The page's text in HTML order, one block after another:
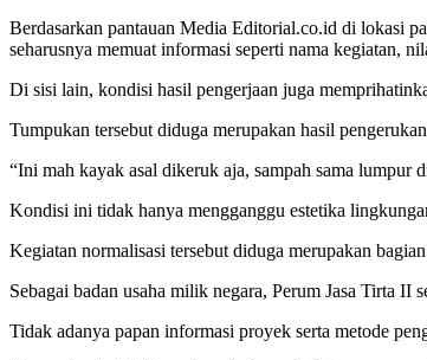
Berdasarkan pantauan Media Editorial.co.id di lokasi
seharusnya memuat informasi seperti nama kegiatan,
Di sisi lain, kondisi hasil pengerjaan juga
Tumpukan tersebut diduga merupakan hasil
“Ini mah kayak asal dikeruk aja, sampah sama lumpur
Kondisi ini tidak hanya mengganggu estetika
Kegiatan normalisasi tersebut diduga merupakan
Sebagai badan usaha milik negara, Perum Jasa Tirta
Tidak adanya papan informasi proyek serta metode